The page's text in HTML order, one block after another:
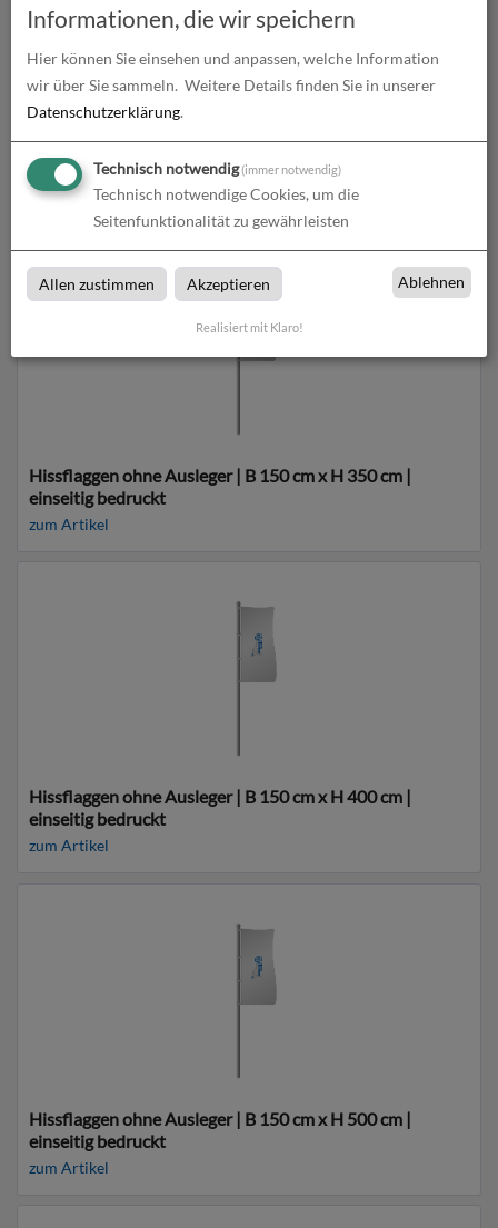
Hissflaggen ohne Ausleger | B 150 cm x H 300 cm |
einseitig bedruckt
zum Artikel
Hissflaggen ohne Ausleger | B 150 cm x H 350 cm |
einseitig bedruckt
zum Artikel
Hissflaggen ohne Ausleger | B 150 cm x H 400 cm |
einseitig bedruckt
zum Artikel
Hissflaggen ohne Ausleger | B 150 cm x H 500 cm |
einseitig bedruckt
zum Artikel
Informationen, die wir speichern
Hier können Sie einsehen und anpassen, welche Information
wir über Sie sammeln. Weitere Details finden Sie in unserer
Datenschutzerklärung.
Technisch notwendig(immer notwendig)
Technisch notwendige Cookies, um die
Seitenfunktionalität zu gewährleisten
Allen zustimmen Akzeptieren Ablehnen
Realisiert mit Klaro!